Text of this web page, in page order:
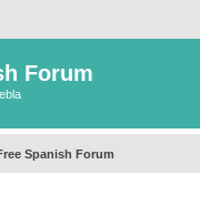
Forum
Spanish Forum